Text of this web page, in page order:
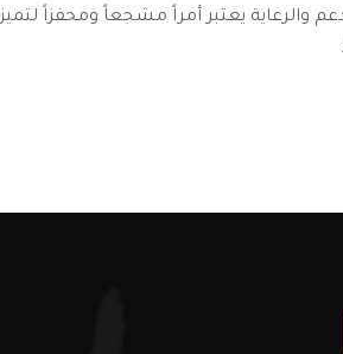
والرعاية يعتبر أمراً مشجعاً ومحفزاً لتميز